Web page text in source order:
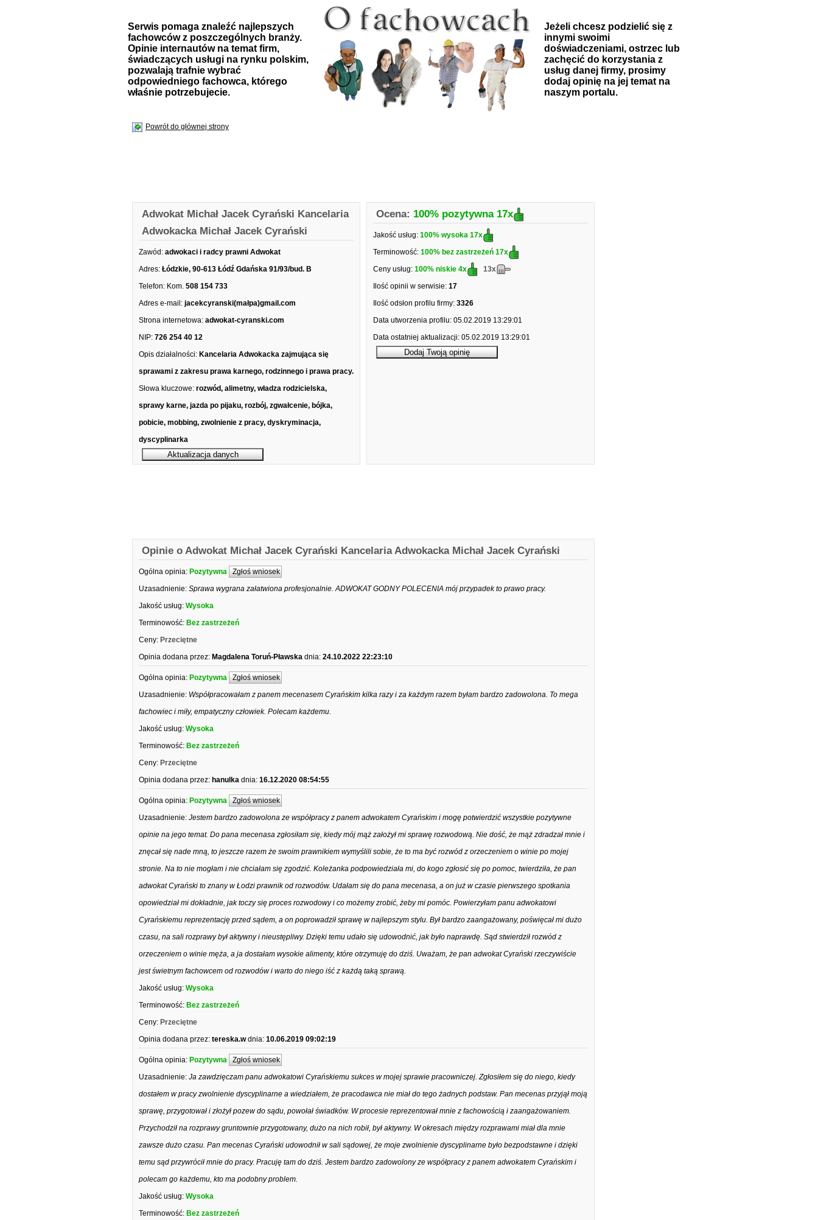
Serwis pomaga znaleźć najlepszych
fachowców z poszczególnych branży.
Opinie internautów na temat firm,
świadczących usługi na rynku polskim,
pozwalają trafnie wybrać
odpowiedniego fachowca, którego
właśnie potrzebujecie.
Jeżeli chcesz podzielić się z
innymi swoimi
doświadczeniami, ostrzec lub
zachęcić do korzystania z
usług danej firmy, prosimy
dodaj opinię na jej temat na
naszym portalu.
Powrót do głównej strony
Adwokat Michał Jacek Cyrański Kancelaria
Adwokacka Michał Jacek Cyrański
Zawód: adwokaci i radcy prawni Adwokat
Adres: Łódzkie, 90-613 Łódź Gdańska 91/93/bud. B
Telefon: Kom. 508 154 733
Adres e-mail: jacekcyranski(małpa)gmail.com
Strona internetowa: adwokat-cyranski.com
NIP: 726 254 40 12
Opis działalności: Kancelaria Adwokacka zajmująca się
sprawami z zakresu prawa karnego, rodzinnego i prawa pracy.
Słowa kluczowe: rozwód, alimetny, władza rodzicielska,
sprawy karne, jazda po pijaku, rozbój, zgwałcenie, bójka,
pobicie, mobbing, zwolnienie z pracy, dyskryminacja,
dyscyplinarka
Ocena: 100% pozytywna 17x
Jakość usług: 100% wysoka 17x
Terminowość: 100% bez zastrzeżeń 17x
Ceny usług: 100% niskie 4x
13x
Ilość opinii w serwisie: 17
Ilość odsłon profilu firmy: 3326
Data utworzenia profilu: 05.02.2019 13:29:01
Data ostatniej aktualizacji: 05.02.2019 13:29:01
Opinie o Adwokat Michał Jacek Cyrański Kancelaria Adwokacka Michał Jacek Cyrański
Ogólna opinia: Pozytywna Zgłoś wniosek
Uzasadnienie: Sprawa wygrana załatwiona profesjonalnie. ADWOKAT GODNY POLECENIA mój przypadek to prawo pracy.
Jakość usług: Wysoka
Terminowość: Bez zastrzeżeń
Ceny: Przeciętne
Opinia dodana przez: Magdalena Toruń-Pławska dnia: 24.10.2022 22:23:10
Ogólna opinia: Pozytywna Zgłoś wniosek
Uzasadnienie: Współpracowałam z panem mecenasem Cyrańskim kilka razy i za każdym razem byłam bardzo zadowolona. To mega
fachowiec i miły, empatyczny człowiek. Polecam każdemu.
Jakość usług: Wysoka
Terminowość: Bez zastrzeżeń
Ceny: Przeciętne
Opinia dodana przez: hanulka dnia: 16.12.2020 08:54:55
Ogólna opinia: Pozytywna Zgłoś wniosek
Uzasadnienie: Jestem bardzo zadowolona ze współpracy z panem adwokatem Cyrańskim i mogę potwierdzić wszystkie pozytywne
opinie na jego temat. Do pana mecenasa zgłosiłam się, kiedy mój mąż założył mi sprawę rozwodową. Nie dość, że mąż zdradzał mnie i
znęcał się nade mną, to jeszcze razem że swoim prawnikiem wymyślili sobie, że to ma być rozwód z orzeczeniem o winie po mojej
stronie. Na to nie mogłam i nie chciałam się zgodzić. Koleżanka podpowiedziała mi, do kogo zgłosić się po pomoc, twierdziła, że pan
adwokat Cyrański to znany w Łodzi prawnik od rozwodów. Udałam się do pana mecenasa, a on już w czasie pierwszego spotkania
opowiedział mi dokładnie, jak toczy się proces rozwodowy i co możemy zrobić, żeby mi pomóc. Powierzyłam panu adwokatowi
Cyrańskiemu reprezentację przed sądem, a on poprowadził sprawę w najlepszym stylu. Był bardzo zaangażowany, poświęcał mi dużo
czasu, na sali rozprawy był aktywny i nieustępliwy. Dzięki temu udało się udowodnić, jak było naprawdę. Sąd stwierdził rozwód z
orzeczeniem o winie męża, a ja dostałam wysokie alimenty, które otrzymuję do dziś. Uważam, że pan adwokat Cyrański rzeczywiście
jest świetnym fachowcem od rozwodów i warto do niego iść z każdą taką sprawą.
Jakość usług: Wysoka
Terminowość: Bez zastrzeżeń
Ceny: Przeciętne
Opinia dodana przez: tereska.w dnia: 10.06.2019 09:02:19
Ogólna opinia: Pozytywna Zgłoś wniosek
Uzasadnienie: Ja zawdzięczam panu adwokatowi Cyrańskiemu sukces w mojej sprawie pracowniczej. Zgłosiłem się do niego, kiedy
dostałem w pracy zwolnienie dyscyplinarne a wiedziałem, że pracodawca nie miał do tego żadnych podstaw. Pan mecenas przyjął moją
sprawę, przygotował i złożył pozew do sądu, powołał świadków. W procesie reprezentował mnie z fachowością i zaangażowaniem.
Przychodził na rozprawy gruntownie przygotowany, dużo na nich robił, był aktywny. W okresach między rozprawami miał dla mnie
zawsze dużo czasu. Pan mecenas Cyrański udowodnił w sali sądowej, że moje zwolnienie dyscyplinarne było bezpodstawne i dzięki
temu sąd przywrócił mnie do pracy. Pracuję tam do dziś. Jestem bardzo zadowolony ze współpracy z panem adwokatem Cyrańskim i
polecam go każdemu, kto ma podobny problem.
Jakość usług: Wysoka
Terminowość: Bez zastrzeżeń